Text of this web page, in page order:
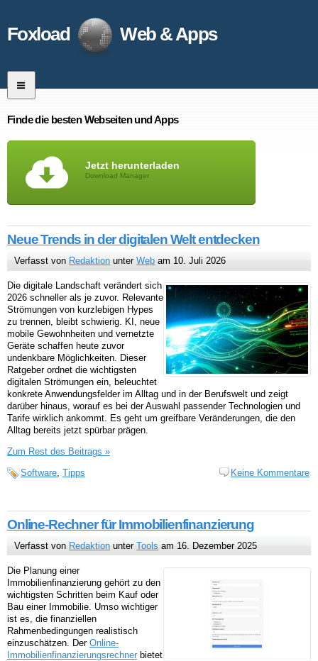
Foxload Web & Apps
Finde die besten Webseiten und Apps
Jetzt herunterladen
Download Manager
Neue Trends in der digitalen Welt entdecken
Verfasst von Redaktion unterWeb am 10. Juli 2026
Die digitale Landschaft verändert sich
2026 schneller als je zuvor. Relevante
Strömungen von kurzlebigen Hypes
zu trennen, bleibt schwierig. KI, neue
mobile Gewohnheiten und vernetzte
Geräte schaffen heute zuvor
undenkbare Möglichkeiten. Dieser
Ratgeber ordnet die wichtigsten
digitalen Strömungen ein, beleuchtet
konkrete Anwendungsfelder im Alltag und in der Berufswelt und zeigt
darüber hinaus, worauf es bei der Auswahl passender Technologien und
Tarife wirklich ankommt. Es geht um greifbare Veränderungen, die den
Alltag bereits jetzt spürbar prägen.
Zum Rest des Beitrags »
Software Tipps Keine Kommentare
Online-Rechner für Immobilienfinanzierung
Verfasst von Redaktion unterTools am 16. Dezember 2025
Die Planung einer
Immobilienfinanzierung gehört zu den
wichtigsten Schritten beim Kauf oder
Bau einer Immobilie. Umso wichtiger
ist es, die finanziellen
Rahmenbedingungen realistisch
einzuschätzen. Der Online-
Immobilienfinanzierungsrechner bietet